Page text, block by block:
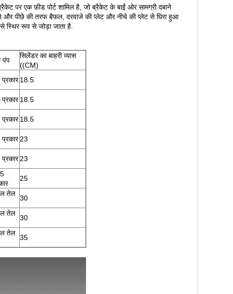
पर एक फ़ीड पोर्ट शामिल है, जो ब्रैकेट के बाईं ओर सामग्री दबाने
और पीछे की तरफ बैफल, दरवाजे की प्लेट और नीचे की प्लेट से घिरा हुआ
स्थिर रूप से जोड़ा जाता है.
पंप
सिलेंडर का बाहरी व्यास
((CM)
18.5
18.5
18.5
23
23
25
तेल
30
तेल
30
तेल
35